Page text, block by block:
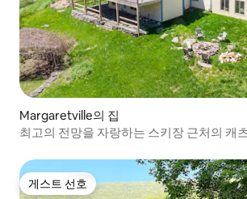
Margaretville의 집
최고의 전망을 자랑하는 스키장 근처의 캐
게스트 선호
게스트 선호